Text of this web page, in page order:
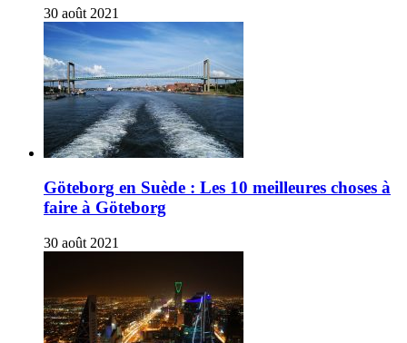
30 août 2021
Göteborg en Suède : Les 10 meilleures choses à
faire à Göteborg
30 août 2021